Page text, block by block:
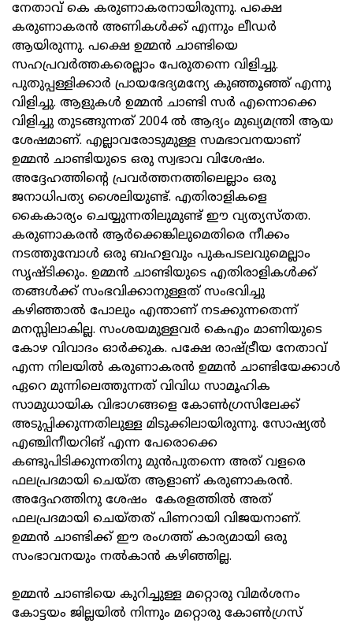
നേതാവ് കെ കരുണാകരനായിരുന്നു. പക്ഷെ
കരുണാകരന്‍ അണികള്‍ക്ക് എന്നും ലീഡര്‍
ആയിരുന്നു. പക്ഷെ ഉമ്മന്‍ ചാണ്ടിയെ
സഹപ്രവര്‍ത്തകരെല്ലാം പേരുതന്നെ വിളിച്ചു.
പുതുപ്പള്ളിക്കാര്‍ പ്രായഭേദ്യമന്യേ കുഞ്ഞൂഞ്ഞ് എന്നു
വിളിച്ചു. ആളുകള്‍ ഉമ്മന്‍ ചാണ്ടി സര്‍ എന്നൊക്കെ
വിളിച്ചു തുടങ്ങുന്നത് 2004 ല്‍ ആദ്യം മുഖ്യമന്ത്രി ആയ
ശേഷമാണ്. എല്ലാവരോടുമുള്ള സമഭാവനയാണ്
ഉമ്മന്‍ ചാണ്ടിയുടെ ഒരു സ്വഭാവ വിശേഷം.
അദ്ദേഹത്തിന്റെ പ്രവര്‍ത്തനത്തിലെല്ലാം ഒരു
ജനാധിപത്യ ശൈലിയുണ്ട്. എതിരാളികളെ
കൈകാര്യം ചെയ്യുന്നതിലുമുണ്ട് ഈ വ്യത്യസ്തത.
കരുണാകരന്‍ ആര്‍ക്കെങ്കിലുമെതിരെ നീക്കം
നടത്തുമ്പോള്‍ ഒരു ബഹളവും പുകപടലവുമെല്ലാം
സൃഷ്ടിക്കും. ഉമ്മന്‍ ചാണ്ടിയുടെ എതിരാളികള്‍ക്ക്
തങ്ങള്‍ക്ക് സംഭവിക്കാനുള്ളത് സംഭവിച്ചു
കഴിഞ്ഞാല്‍ പോലും എന്താണ് നടക്കുന്നതെന്ന്
മനസ്സിലാകില്ല. സംശയമുള്ളവര്‍ കെഎം മാണിയുടെ
കോഴ വിവാദം ഓര്‍ക്കുക. പക്ഷേ രാഷ്ട്രീയ നേതാവ്
എന്ന നിലയില്‍ കരുണാകരന്‍ ഉമ്മന്‍ ചാണ്ടിയേക്കാള്‍
ഏറെ മുന്നിലെത്തുന്നത് വിവിധ സാമൂഹിക
സാമുധായിക വിഭാഗങ്ങളെ കോണ്‍ഗ്രസിലേക്ക്
അടുപ്പിക്കുന്നതിലുള്ള മിടുക്കിലായിരുന്നു. സോഷ്യല്‍
എഞ്ചിനീയറിങ് എന്ന പേരൊക്കെ
കണ്ടുപിടിക്കുന്നതിനു മുന്‍പുതന്നെ അത് വളരെ
ഫലപ്രദമായി ചെയ്ത ആളാണ് കരുണാകരന്‍.
അദ്ദേഹത്തിനു ശേഷം കേരളത്തില്‍ അത്
ഫലപ്രദമായി ചെയ്തത് പിണറായി വിജയനാണ്.
ഉമ്മന്‍ ചാണ്ടിക്ക് ഈ രംഗത്ത് കാര്യമായി ഒരു
സംഭാവനയും നല്‍കാന്‍ കഴിഞ്ഞില്ല.
ഉമ്മന്‍ ചാണ്ടിയെ കുറിച്ചുള്ള മറ്റൊരു വിമര്‍ശനം
കോട്ടയം ജില്ലയില്‍ നിന്നും മറ്റൊരു കോണ്‍ഗ്രസ്